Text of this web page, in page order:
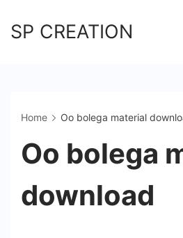
toSP CREATION
Home Oo bolega material
Oo bolega
download